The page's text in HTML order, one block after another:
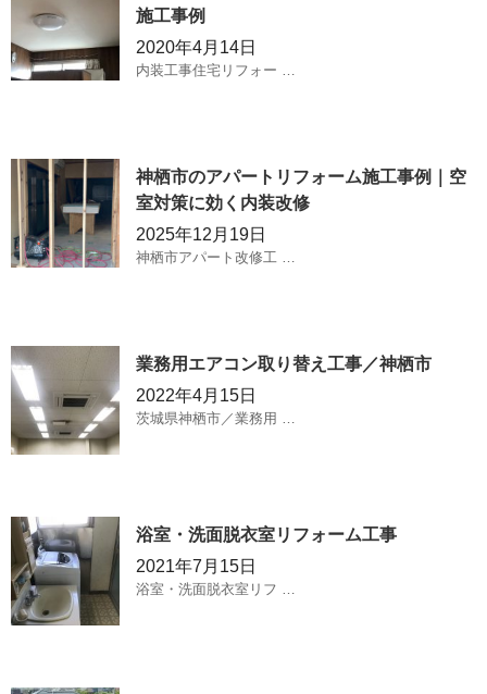
施工事例
2020年4月14日
内装工事住宅リフォー …
神栖市のアパートリフォーム施工事例｜空
室対策に効く内装改修
2025年12月19日
神栖市アパート改修工 …
業務用エアコン取り替え工事／神栖市
2022年4月15日
茨城県神栖市／業務用 …
浴室・洗面脱衣室リフォーム工事
2021年7月15日
浴室・洗面脱衣室リフ …